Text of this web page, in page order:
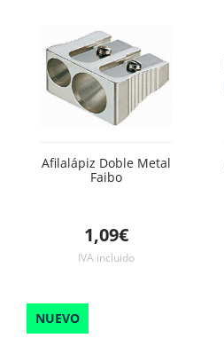
Afilalápiz Doble Metal
Faibo
1,09€
IVA incluido
NUEVO